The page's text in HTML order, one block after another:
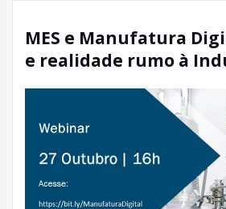
MES e Manufatura
e realidade rumo à